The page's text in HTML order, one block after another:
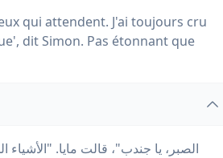
qui attendent. J'ai toujours cru
dit Simon. Pas étonnant que